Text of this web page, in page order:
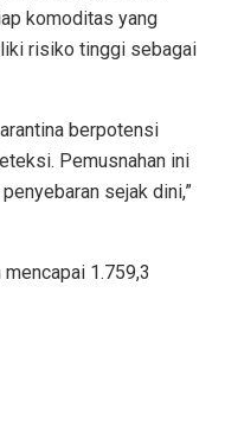
komoditas yang
risiko tinggi sebagai
berpotensi
Pemusnahan ini
sejak dini,”
1.759,3